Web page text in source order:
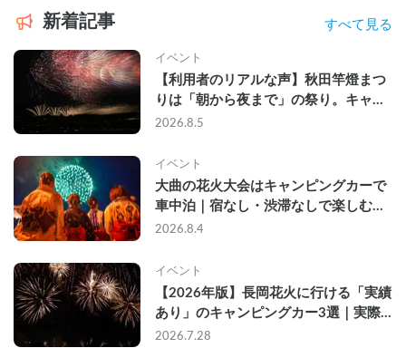
新着記事 すべて見る
イベント
【利用者のリアルな声】秋田竿燈まつ
りは「朝から夜まで」の祭り。キャン
ピングカーで行った2組の記録
2026.8.5
イベント
大曲の花火大会はキャンピングカーで
車中泊｜宿なし・渋滞なしで楽しむ
2026年完全ガイド
2026.8.4
イベント
【2026年版】長岡花火に行ける「実績
あり」のキャンピングカー3選｜実際
に利用したゲストのレビュー付き
2026.7.28